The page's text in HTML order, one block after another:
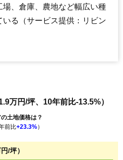
、倉庫、農地など幅広い種
る（サービス提供：リビン
万円/坪、10年前比-13.5%）
土地価格は？
前比+23.3%）
/坪）